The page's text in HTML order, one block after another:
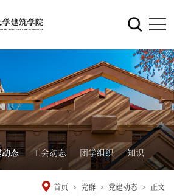
态 工会动态 团学组织 知识
首页 > 党群 > 党建动态 > 正文